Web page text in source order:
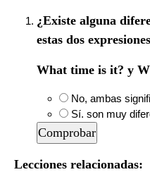
¿Existe alguna
estas dos
What time is it? y
No, ambas
Sí. son muy
Lecciones relacionadas: